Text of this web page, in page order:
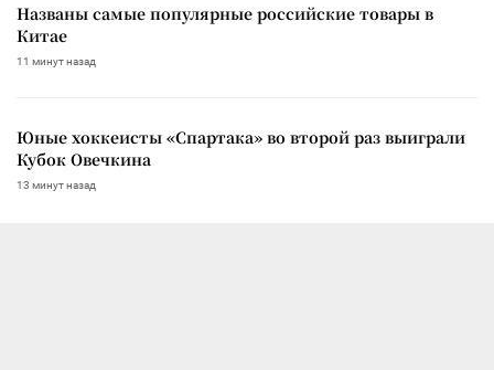
Названы самые популярные российские товары в
Китае
11 минут назад
Юные хоккеисты «Спартака» во второй раз выиграли
Кубок Овечкина
13 минут назад